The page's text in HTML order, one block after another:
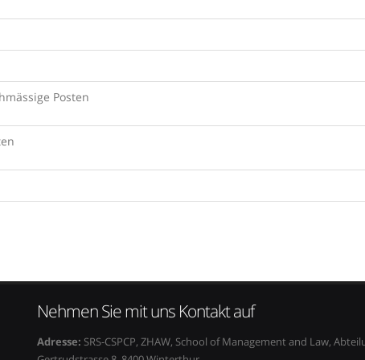
Posten
Nehmen Sie mit uns Kontakt auf
Adresse: SRS-CSPCP, ZHAW, School of Management and Law,